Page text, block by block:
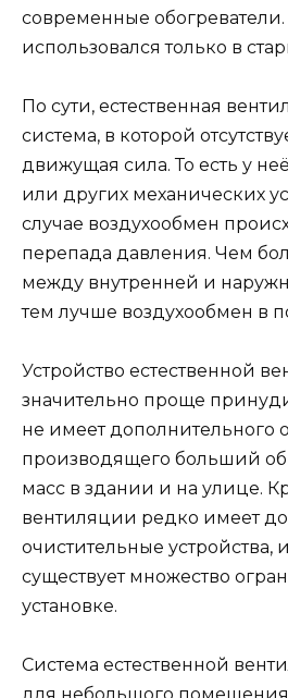
современные обогреватели.
использовался только в
По сути, естественная
система, в которой
движущая сила. То есть у
или других механических
случае воздухообмен
перепада давления. Чем
между внутренней и
тем лучше воздухообмен в
Устройство естественной
значительно проще
не имеет дополнительного
производящего больший
масс в здании и на улице.
вентиляции редко имеет
очистительные устройства,
существует множество
установке.
Система естественной